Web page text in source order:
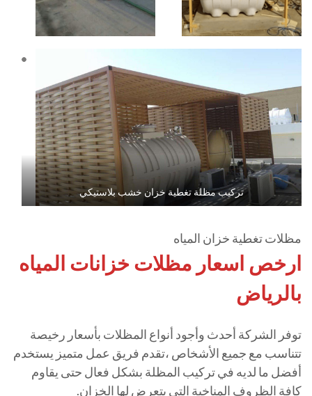
تركيب مظلة تغطية خزان خشب بلاستيكي
مظلات تغطية خزان المياه
ارخص اسعار مظلات خزانات المياه
بالرياض
توفر الشركة أحدث وأجود أنواع المظلات بأسعار رخيصة
تتناسب مع جميع الأشخاص ،تقدم فريق عمل متميز يستخدم
أفضل ما لديه في تركيب المظلة بشكل فعال حتى يقاوم
كافة الظروف المناخية التي يتعرض لها الخزان.